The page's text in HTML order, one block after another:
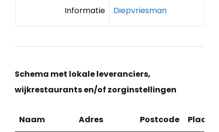
Informatie Diepvriesman
Schema met lokale leveranciers,
wijkrestaurants en/of zorginstellingen
Naam Adres Postcode Plaats